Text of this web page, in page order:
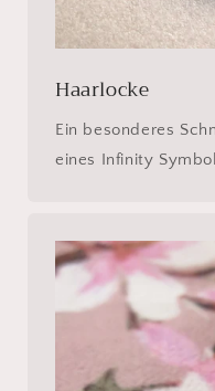
Haarlocke
Ein besonderes
eines Infinity Symbol